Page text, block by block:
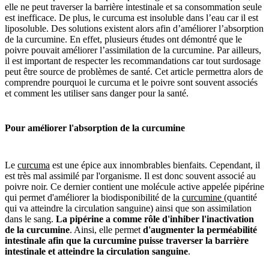
elle ne peut traverser la barrière intestinale et sa consommation seule
est inefficace. De plus, le curcuma est insoluble dans l’eau car il est
liposoluble. Des solutions existent alors afin d’améliorer l’absorption
de la curcumine. En effet, plusieurs études ont démontré que le
poivre pouvait améliorer l’assimilation de la curcumine. Par ailleurs,
il est important de respecter les recommandations car tout surdosage
peut être source de problèmes de santé. Cet article permettra alors de
comprendre pourquoi le curcuma et le poivre sont souvent associés
et comment les utiliser sans danger pour la santé.
Pour améliorer l'absorption de la curcumine
Le curcuma est une épice aux innombrables bienfaits. Cependant, il
est très mal assimilé par l'organisme. Il est donc souvent associé au
poivre noir. Ce dernier contient une molécule active appelée pipérine
qui permet d'améliorer la biodisponibilité de la curcumine (quantité
qui va atteindre la circulation sanguine) ainsi que son assimilation
dans le sang. La pipérine a comme rôle d'inhiber l'inactivation
de la curcumine. Ainsi, elle permet d'augmenter la perméabilité
intestinale afin que la curcumine puisse traverser la barrière
intestinale et atteindre la circulation sanguine.